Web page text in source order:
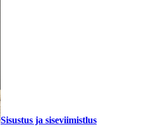
Sisustus ja siseviimistlus